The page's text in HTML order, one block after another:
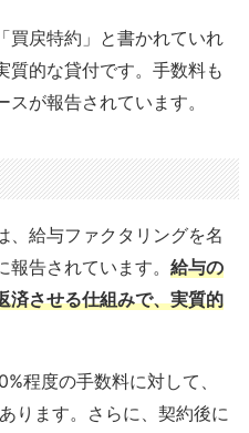
買戻特約」と書かれていれ
質的な貸付です。手数料も
が報告されています。
、給与ファクタリングを名
告されています。 給与の
済させる仕組みで、実質的
程度の手数料に対して、
ります。さらに、契約後に